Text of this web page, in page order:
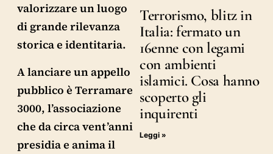
valorizzare un luogo
di grande rilevanza
storica e identitaria.
A lanciare un appello
pubblico è Terramare
3000, l’associazione
che da circa vent’anni
presidia e anima il
Terrorismo, blitz in
Italia: fermato un
16enne con legami
con ambienti
islamici. Cosa hanno
scoperto gli
inquirenti
Leggi »